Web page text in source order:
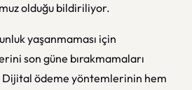
olduğu bildiriliyor.
yaşanmaması için
son güne bırakmamaları
ödeme yöntemlerinin hem